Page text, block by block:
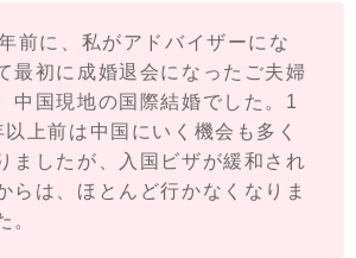
前に、私がアドバイザーにな
最初に成婚退会になったご夫婦
中国現地の国際結婚でした。1
以上前は中国にいく機会も多く
ましたが、入国ビザが緩和され
らは、ほとんど行かなくなりま
。